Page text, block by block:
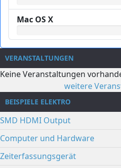
Mac OS X
VERANSTALTUNGEN
Keine Veranstaltungen
weitere
BEISPIELE ELEKTRO
SMD HDMI Output
Computer und Hardware
Zeiterfassungsgerät